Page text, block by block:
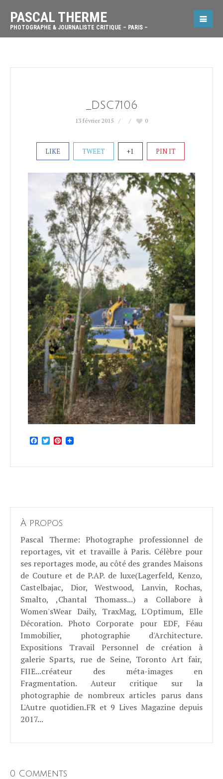
PASCAL THERME
PHOTOGRAPHE & JOURNALISTE CRITIQUE – PARIS –
_DSC7106
13 février 2015 0
LIKE TWEET +1 PIN IT
Facebook
TwitterPinterest
À propos
Pascal Therme: Photographe professionnel de
reportages, vit et travaille à Paris. Célèbre pour
ses reportages mode, au côté des grandes Maisons
de Couture et de P.AP. de luxe(Lagerfeld, Kenzo,
Castelbajac, Dior, Westwood, Lanvin, Rochas,
Smalto, ,Chantal Thomass...) a Collabore à
Women'sWear Daily, TraxMag, L'Optimum, Elle
Décoration. Photo Corporate pour EDF, Féau
Immobilier, photographie d'Architecture.
Expositions Travail Personnel de création à
galerie Sparts, rue de Seine, Toronto Art fair,
FIIE...créateur des méta-images en
Fragmentation. Auteur critique sur la
photographie de nombreux articles parus dans
L'Autre quotidien.FR et 9 Lives Magazine depuis
2017...
0 Comments